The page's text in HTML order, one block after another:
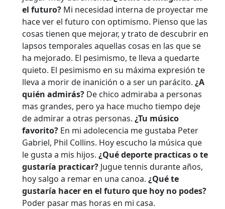
el futuro? Mi necesidad interna de proyectar me
hace ver el futuro con optimismo. Pienso que las
cosas tienen que mejorar, y trato de descubrir en
lapsos temporales aquellas cosas en las que se
ha mejorado. El pesimismo, te lleva a quedarte
quieto. El pesimismo en su máxima expresión te
lleva a morir de inanición o a ser un parácito. ¿A
quién admirás? De chico admiraba a personas
mas grandes, pero ya hace mucho tiempo deje
de admirar a otras personas. ¿Tu músico
favorito? En mi adolecencia me gustaba Peter
Gabriel, Phil Collins. Hoy escucho la música que
le gusta a mis hijos. ¿Qué deporte practicas o te
gustaría practicar? Jugue tennis durante años,
hoy salgo a remar en una canoa. ¿Qué te
gustaría hacer en el futuro que hoy no podes?
Poder pasar mas horas en mi casa.